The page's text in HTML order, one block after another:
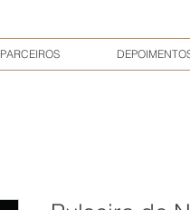
PARCEIROS